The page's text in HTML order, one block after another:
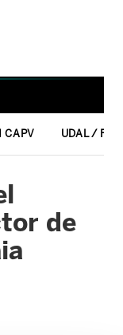
CAPV UDAL /
de